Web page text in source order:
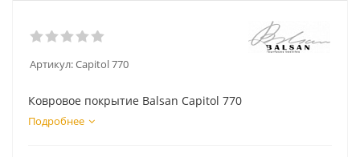
Артикул:Capitol 770
Ковровое покрытие Balsan Capitol 770
Подробнее